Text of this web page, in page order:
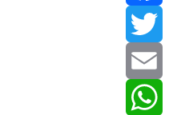
Facebook
Twitter
Email